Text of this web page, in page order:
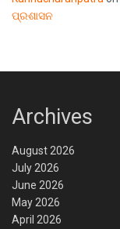
ପ୍ରଶାସନ
Archives
August 2026
July 2026
June 2026
May 2026
April 2026